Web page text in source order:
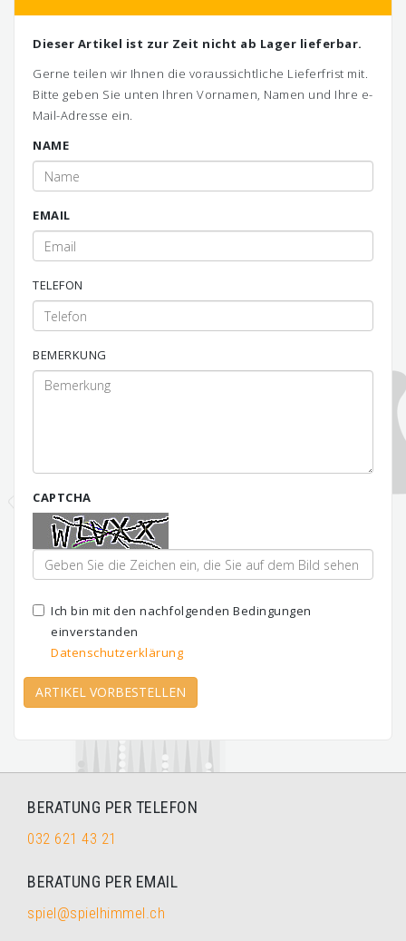
Dieser Artikel ist zur Zeit nicht ab Lager lieferbar.
Gerne teilen wir Ihnen die voraussichtliche Lieferfrist mit.
Bitte geben Sie unten Ihren Vornamen, Namen und Ihre e-
Mail-Adresse ein.
NAME
EMAIL
TELEFON
BEMERKUNG
CAPTCHA
Ich bin mit den nachfolgenden Bedingungen
einverstanden
Datenschutzerklärung
ARTIKEL VORBESTELLEN
BERATUNG PER TELEFON
032 621 43 21
BERATUNG PER EMAIL
spiel@spielhimmel.ch